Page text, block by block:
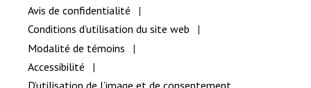
Avis de confidentialité
Conditions d’utilisation du site web
Modalité de témoins
Accessibilité
D’utilisation de l’image et de consentement